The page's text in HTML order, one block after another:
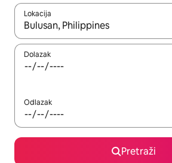
Lokacija
Kada budu dostupni rezultati, moći
Dolazak
Odlazak
Pretraži